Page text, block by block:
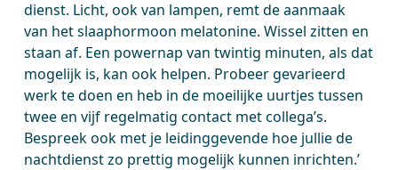
dienst. Licht, ook van lampen, remt de aanmaak
van het slaaphormoon melatonine. Wissel zitten en
staan af. Een powernap van twintig minuten, als dat
mogelijk is, kan ook helpen. Probeer gevarieerd
werk te doen en heb in de moeilijke uurtjes tussen
twee en vijf regelmatig contact met collega’s.
Bespreek ook met je leidinggevende hoe jullie de
nachtdienst zo prettig mogelijk kunnen inrichten.’